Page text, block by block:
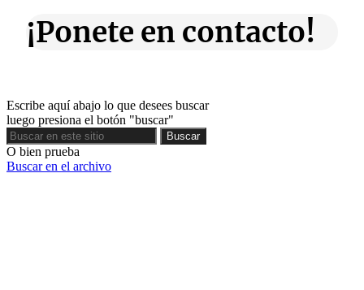
¡Ponete en contacto!
Escribe aquí abajo lo que desees buscar
luego presiona el botón "buscar"
Buscar
Buscar
O bien prueba
Buscar en el archivo